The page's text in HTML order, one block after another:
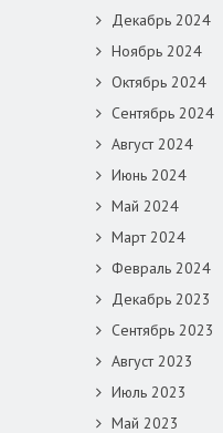
Декабрь 2024
Ноябрь 2024
Октябрь 2024
Сентябрь 2024
Август 2024
Июнь 2024
Май 2024
Март 2024
Февраль 2024
Декабрь 2023
Сентябрь 2023
Август 2023
Июль 2023
Май 2023